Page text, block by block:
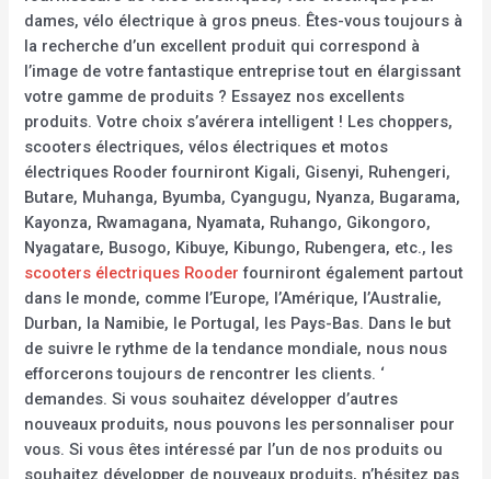
dames, vélo électrique à gros pneus. Êtes-vous toujours à
la recherche d’un excellent produit qui correspond à
l’image de votre fantastique entreprise tout en élargissant
votre gamme de produits ? Essayez nos excellents
produits. Votre choix s’avérera intelligent ! Les choppers,
scooters électriques, vélos électriques et motos
électriques Rooder fourniront Kigali, Gisenyi, Ruhengeri,
Butare, Muhanga, Byumba, Cyangugu, Nyanza, Bugarama,
Kayonza, Rwamagana, Nyamata, Ruhango, Gikongoro,
Nyagatare, Busogo, Kibuye, Kibungo, Rubengera, etc., les
scooters électriques Rooder fourniront également partout
dans le monde, comme l’Europe, l’Amérique, l’Australie,
Durban, la Namibie, le Portugal, les Pays-Bas. Dans le but
de suivre le rythme de la tendance mondiale, nous nous
efforcerons toujours de rencontrer les clients. ‘
demandes. Si vous souhaitez développer d’autres
nouveaux produits, nous pouvons les personnaliser pour
vous. Si vous êtes intéressé par l’un de nos produits ou
souhaitez développer de nouveaux produits, n’hésitez pas